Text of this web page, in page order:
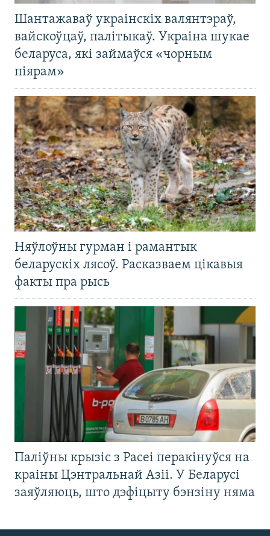
Шантажаваў украінскіх валянтэраў,
вайскоўцаў, палітыкаў. Украіна шукае
беларуса, які займаўся «чорным
піярам»
Няўлоўны гурман і рамантык
беларускіх лясоў. Расказваем цікавыя
факты пра рысь
Паліўны крызіс з Расеі перакінуўся на
краіны Цэнтральнай Азіі. У Беларусі
заяўляюць, што дэфіцыту бэнзіну няма